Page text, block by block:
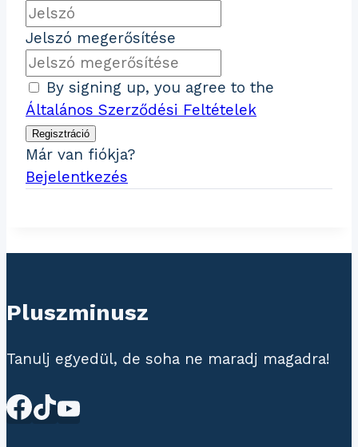
Jelszó megerősítése
By signing up, you agree to the
Általános Szerződési Feltételek
Regisztráció
Már van fiókja?
Bejelentkezés
Pluszminusz
Tanulj egyedül, de soha ne maradj magadra!